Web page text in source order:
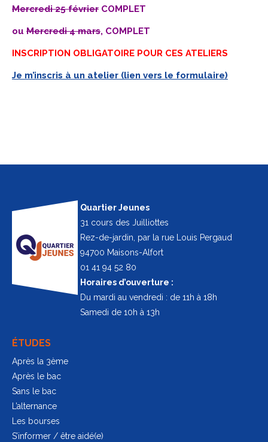
Mercredi 25 février COMPLET
ou Mercredi 4 mars, COMPLET
INSCRIPTION OBLIGATOIRE POUR CES ATELIERS
Je m’inscris à un atelier (lien vers le formulaire)
Quartier Jeunes
31 cours des Juilliottes
Rez-de-jardin, par la rue Louis Pergaud
94700 Maisons-Alfort
01 41 94 52 80
Horaires d’ouverture :
Du mardi au vendredi : de 11h à 18h
Samedi de 10h à 13h
ÉTUDES
Après la 3ème
Après le bac
Sans le bac
L’alternance
Les bourses
S’informer / être aidé(e)